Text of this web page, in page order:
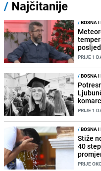
/ Najčitanije
/BOSNA I
PRIJE 1
/BOSNA I
PRIJE 1
/BOSNA I
Stiže
40
PRIJE